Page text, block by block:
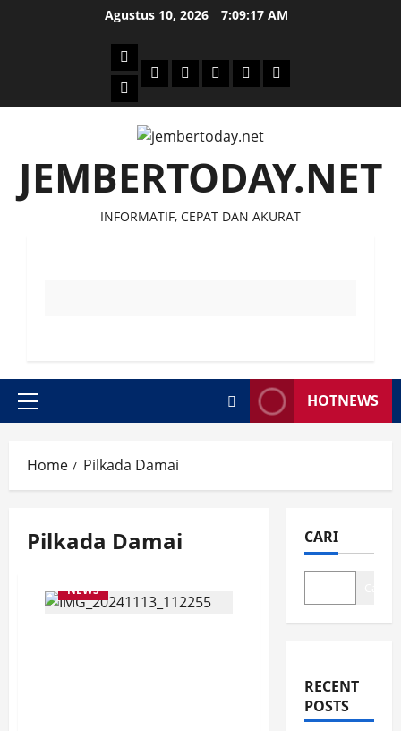
Agustus 10, 2026 7:09:17 AM
Beranda
News
PolitikOtomotifEkonomiSosialtentang
JEMBERTODAY.NET
INFORMATIF, CEPAT DAN AKURAT
Primary
HOTNEWS
Home Pilkada Damai
Pilkada Damai
NEWS
CARI
RECENT
POSTS